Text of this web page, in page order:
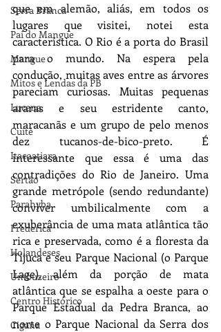
Serra Branca
Pai do Mangue
Mangue
Mitos e Lendas da PB
Lucena
Cuité
Itacoatiara
Sertão
Parahyba
Frederica
Holandeses
Umbuzeiro
Centro Histórico
Cigana
que em alemão, aliás, em todos os
lugares que visitei, notei esta
característica. O Rio é a porta do Brasil
para o mundo. Na espera pela
condução, muitas aves entre as árvores
pareciam curiosas. Muitas pequenas
araras e seu estridente canto,
maracanãs e um grupo de pelo menos
dez tucanos-de-bico-preto. É
interessante que essa é uma das
contradições do Rio de Janeiro. Uma
grande metrópole (sendo redundante)
conviver umbilicalmente com a
exuberância de uma mata atlântica tão
rica e preservada, como é a floresta da
Tijuca e seu Parque Nacional (o Parque
Lage), além da porção de mata
atlântica que se espalha a oeste para o
Parque Estadual da Pedra Branca, ao
norte o Parque Nacional da Serra dos